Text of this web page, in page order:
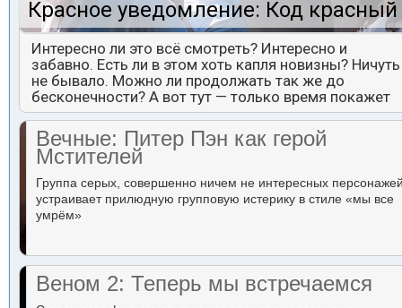
Красное уведомление: Код красный
Интересно ли это всё смотреть? Интересно и
забавно. Есть ли в этом хоть капля новизны? Ничуть
не бывало. Можно ли продолжать так же до
бесконечности? А вот тут — только время покажет
Вечные: Питер Пэн как герой
Мстителей
Группа серых, совершенно ничем не интересных
устраивает прилюдную групповую истерику в стиле «мы все
умрём»
Веном 2: Теперь мы встречаемся